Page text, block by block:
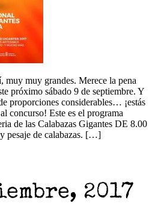
muy muy grandes. Merece la pena
próximo sábado 9 de septiembre. Y
proporciones considerables… ¡estás
concurso! Este es el programa
de las Calabazas Gigantes DE 8.00
pesaje de calabazas. […]
2017